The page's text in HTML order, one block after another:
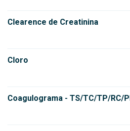
Clearence de Creatinina
Cloro
Coagulograma - TS/TC/TP/RC/